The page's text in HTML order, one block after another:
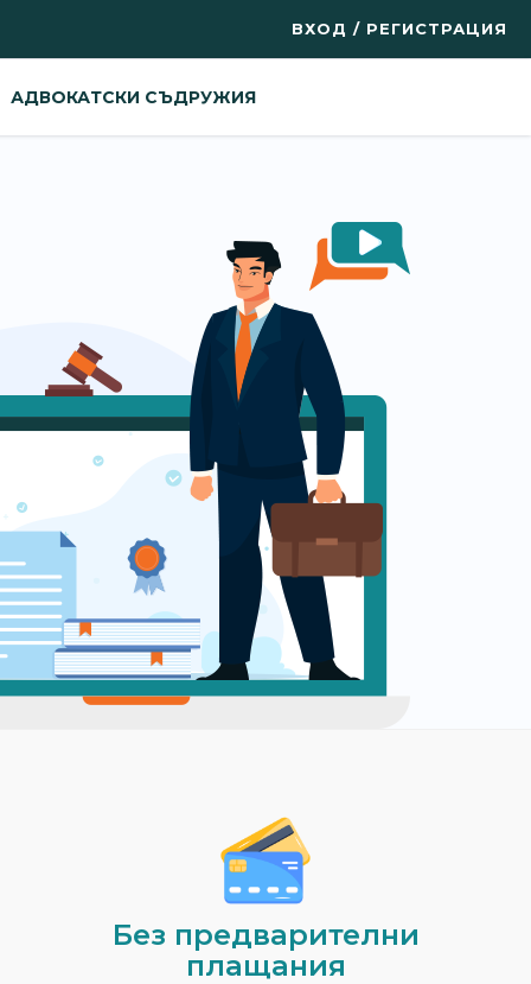
ВХОД / РЕГИСТРАЦИЯ
АДВОКАТСКИ СЪДРУЖИЯ
Без предварителни
плащания